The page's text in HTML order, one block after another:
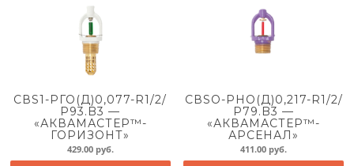
СВS1-РГО(Д)0,077-R1/2/
Р93.B3 —
«АКВАМАСТЕР™-
ГОРИЗОНТ»
429.00 руб.
СВSО-РНО(Д)0,217-R1/2/
Р79.B3 —
«АКВАМАСТЕР™-
АРСЕНАЛ»
411.00 руб.